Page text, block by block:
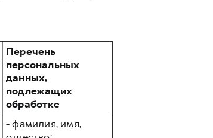
Перечень
персональных
данных,
подлежащих
обработке
- фамилия, имя,